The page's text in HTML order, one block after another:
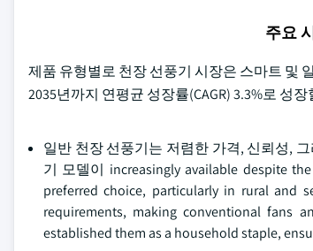
주요
제품 유형별로 천장 선풍기 시장은 스마트 및
2035년까지 연평균 성장률(CAGR) 3.3%로 성
일반 천장 선풍기는 저렴한 가격, 신뢰성,
기 모델이 increasingly available despite
preferred choice, particularly in rural and
requirements, making conventional fans
established them as a household staple,